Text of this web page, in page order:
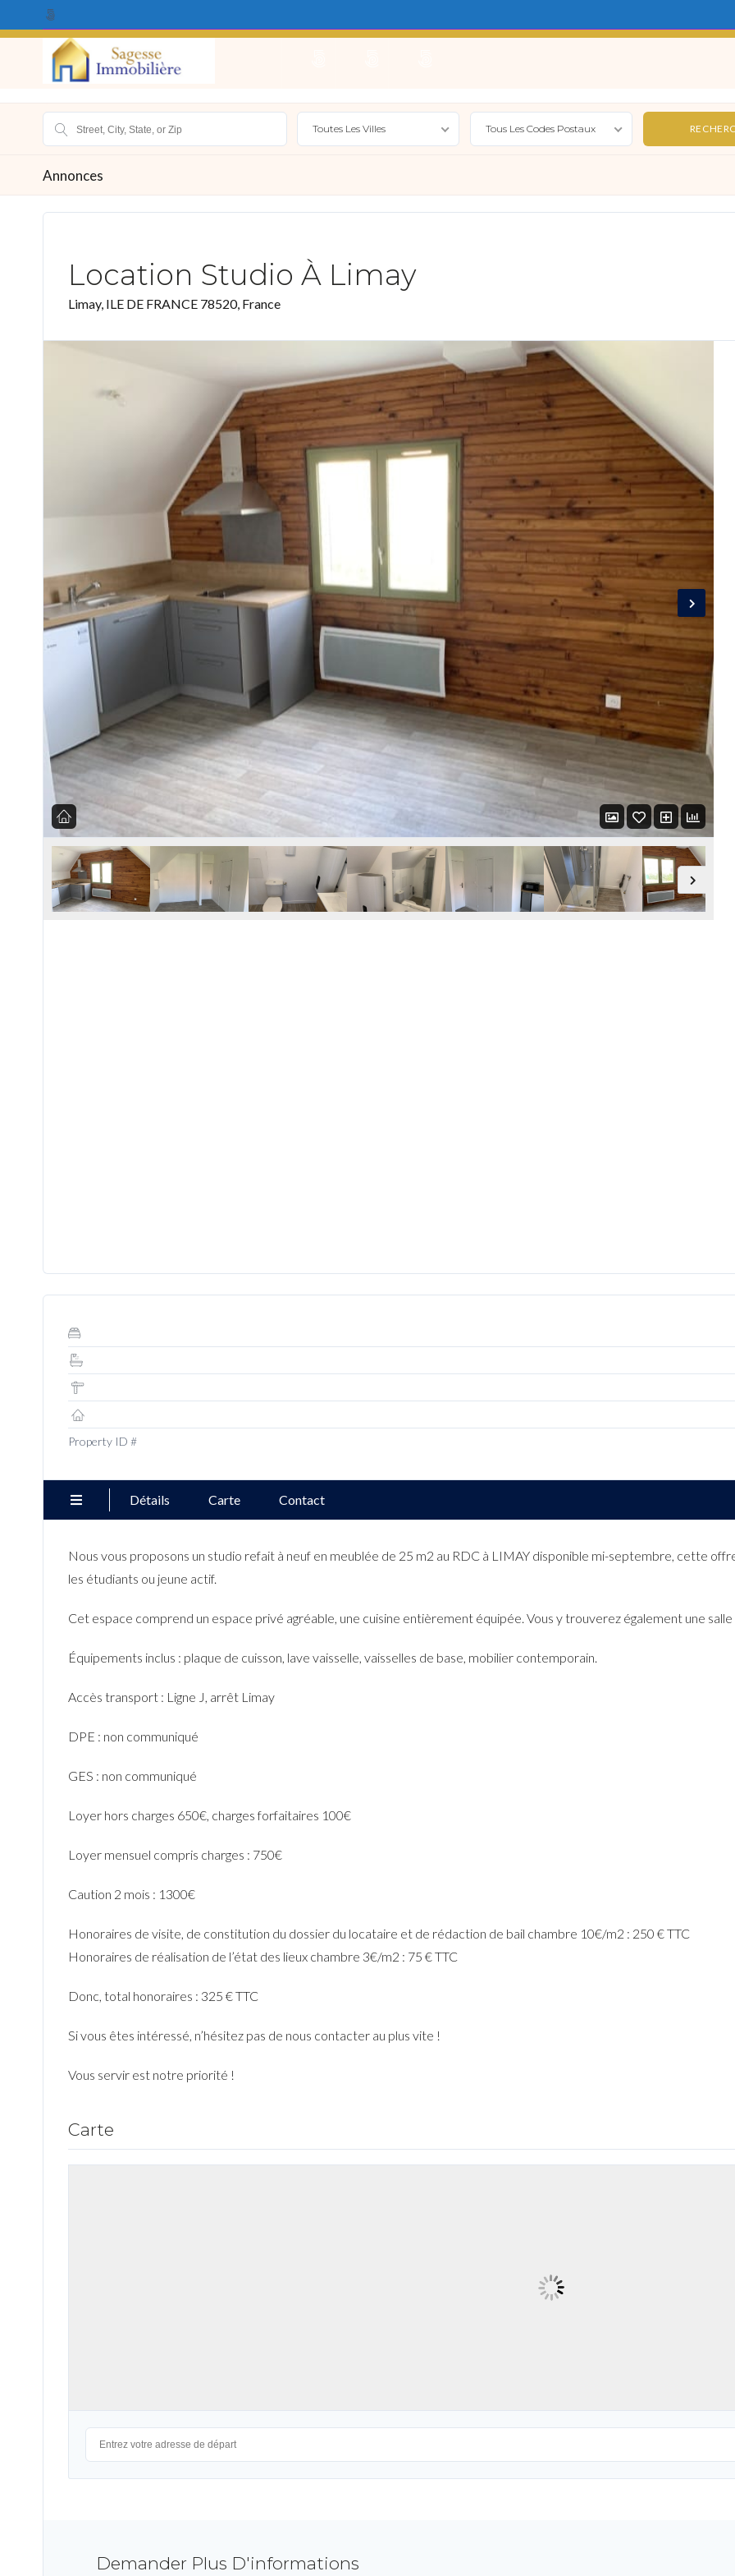
Toutes Les Villes Tous Les Codes Postaux
Annonces
Location Studio À Limay
Limay, ILE DE FRANCE 78520, France
Property ID #
Détails Carte Contact
Nous vous proposons un studio refait à neuf en meublée de 25 m2 au RDC à LIMAY disponible mi-septembre, cette
les étudiants ou jeune actif.
Cet espace comprend un espace privé agréable, une cuisine entièrement équipée. Vous y trouverez également une
Équipements inclus : plaque de cuisson, lave vaisselle, vaisselles de base, mobilier contemporain.
Accès transport : Ligne J, arrêt Limay
DPE : non communiqué
GES : non communiqué
Loyer hors charges 650€, charges forfaitaires 100€
Loyer mensuel compris charges : 750€
Caution 2 mois : 1300€
Honoraires de visite, de constitution du dossier du locataire et de rédaction de bail chambre 10€/m2 : 250 € TTC
Honoraires de réalisation de l’état des lieux chambre 3€/m2 : 75 €TTC
Donc, total honoraires : 325 € TTC
Si vous êtes intéressé, n’hésitez pas de nous contacter au plus vite !
Vous servir est notre priorité !
Carte
Demander Plus D'informations
Connexion
Identifiant
Mot de passe
CONNEXION
LOGIN WITH GOOGLE
LOGIN WITH LINKEDIN
LOGIN WITH AMAZON